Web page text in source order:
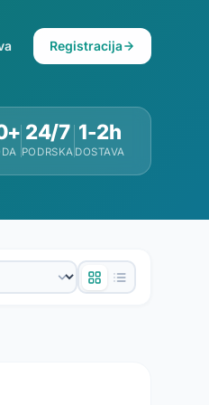
Registracija
24/7
PODRSKA
1-2h
DOSTAVA